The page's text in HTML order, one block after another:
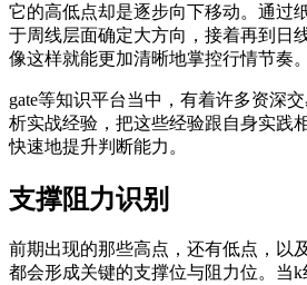
它的高低点却是逐步向下移动。通过
于周线层面确定大方向，接着再到日
像这样就能更加清晰地掌控行情节奏。
gate等知识平台当中，有着许多资深
析实战经验，把这些经验跟自身实践
快速地提升判断能力。
支撑阻力识别
前期出现的那些高点，还有低点，以
都会形成关键的支撑位与阻力位。当